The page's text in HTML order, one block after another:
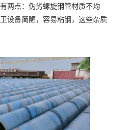
两点：伪劣螺旋钢管材质不均
设备简陋，容易粘钢，这些杂质